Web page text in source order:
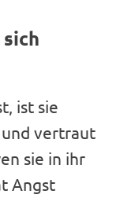
ist sie
vertraut
sie in ihr
Angst